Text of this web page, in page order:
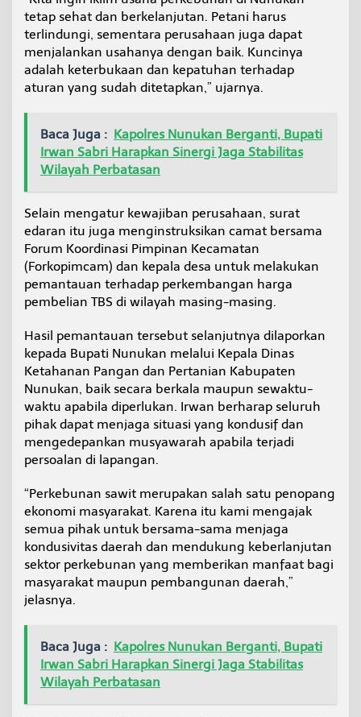
tetap sehat dan berkelanjutan. Petani harus
terlindungi, sementara perusahaan juga dapat
menjalankan usahanya dengan baik. Kuncinya
adalah keterbukaan dan kepatuhan terhadap
aturan yang sudah ditetapkan,” ujarnya.
Baca Juga : Kapolres Nunukan Berganti, Bupati
Irwan Sabri Harapkan Sinergi Jaga Stabilitas
Wilayah Perbatasan
Selain mengatur kewajiban perusahaan, surat
edaran itu juga menginstruksikan camat bersama
Forum Koordinasi Pimpinan Kecamatan
(Forkopimcam) dan kepala desa untuk melakukan
pemantauan terhadap perkembangan harga
pembelian TBS di wilayah masing-masing.
Hasil pemantauan tersebut selanjutnya dilaporkan
kepada Bupati Nunukan melalui Kepala Dinas
Ketahanan Pangan dan Pertanian Kabupaten
Nunukan, baik secara berkala maupun sewaktu-
waktu apabila diperlukan. Irwan berharap seluruh
pihak dapat menjaga situasi yang kondusif dan
mengedepankan musyawarah apabila terjadi
persoalan di lapangan.
“Perkebunan sawit merupakan salah satu penopang
ekonomi masyarakat. Karena itu kami mengajak
semua pihak untuk bersama-sama menjaga
kondusivitas daerah dan mendukung keberlanjutan
sektor perkebunan yang memberikan manfaat bagi
masyarakat maupun pembangunan daerah,”
jelasnya.
Baca Juga : Kapolres Nunukan Berganti, Bupati
Irwan Sabri Harapkan Sinergi Jaga Stabilitas
Wilayah Perbatasan